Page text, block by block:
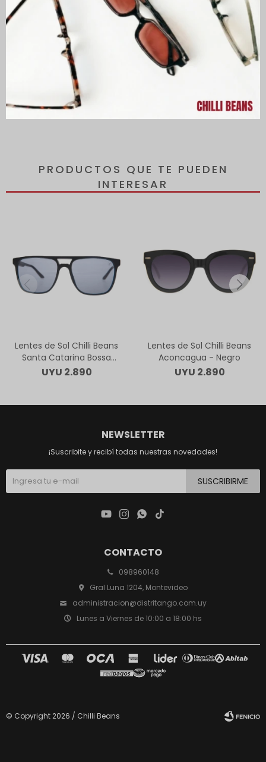
Descripción
Lentes con protección 100% contra los rayos UVA y UVB, que
protegen tus ojos de los rayos dañinos del sol y reducen el
riesgo de desarrollar enfermedades oculares.
Todos los lentes incluyen un estuche de regalo.
PRODUCTOS QUE TE PUEDEN
INTERESAR
Lentes de Sol Chilli Beans
Santa Catarina Bossa
Nova - Negro
UYU 2.890
Lentes de Sol Chilli Beans
Aconcagua - Negro
UYU 2.890
CONTACTO
098960148
Gral Luna 1204, Montevideo
administracion@distritango.com.uy
Lunes a Viernes de 10:00 a 18:00 hs
NEWSLETTER
¡Suscribite y recibí todas nuestras novedades!
SUSCRIBIRME
   
© Copyright 2026 / Chilli Beans